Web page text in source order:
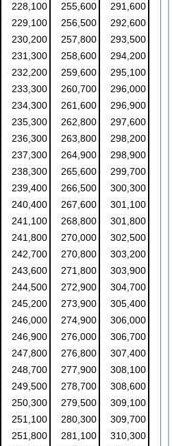
228,100 255,600
291,600
229,100 256,500
292,600
230,200 257,800
293,500
231,300 258,600
294,200
232,200 259,600
295,100
233,300 260,700
296,000
234,300 261,600
296,900
235,300 262,800
297,600
236,300 263,800
298,200
237,300 264,900
298,900
238,300 265,600
299,700
239,400 266,500
300,300
240,400 267,600
301,100
241,100 268,800
301,800
241,800 270,000
302,500
242,700 270,800
303,200
243,600 271,800
303,900
244,500 272,900
304,700
245,200 273,900
305,400
246,000 274,900
306,000
246,900 276,000
306,700
247,800 276,800
307,400
248,700 277,900
308,100
249,500 278,700
308,600
250,300 279,500
309,100
251,100 280,300
309,700
251,800 281,100
310,300